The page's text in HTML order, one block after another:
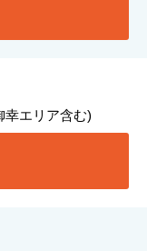
幸エリア含む)